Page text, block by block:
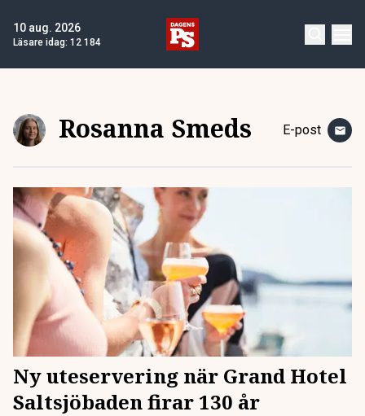
10 aug. 2026
Läsare idag: 12 184
Rosanna Smeds E-post
Ny uteservering när Grand Hotel
Saltsjöbaden firar 130 år